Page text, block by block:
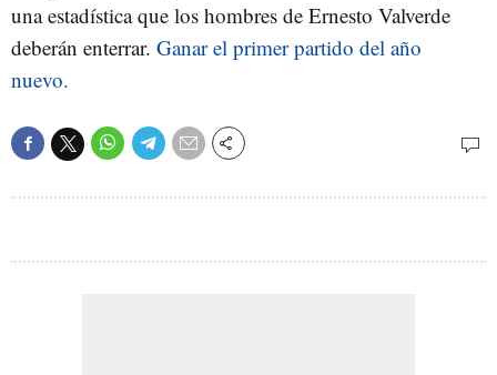
una estadística que los hombres de Ernesto Valverde
deberán enterrar. Ganar el primer partido del año
nuevo.